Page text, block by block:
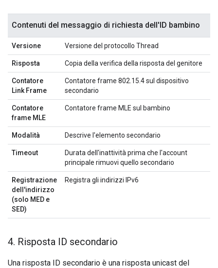
Contenuti del messaggio di richiesta dell'ID bambino
Versione Versione del protocollo Thread
Risposta Copia della verifica della risposta del genitore
Contatore
Link Frame
Contatore frame 802.15.4 sul dispositivo
secondario
Contatore
frame MLE
Contatore frame MLE sul bambino
Modalità Descrive l'elemento secondario
Timeout
Durata dell'inattività prima che l'account
principale rimuovi quello secondario
Registrazione
dell'indirizzo
(solo MED e
SED)
Registra gli indirizzi IPv6
4. Risposta ID secondario
Una risposta ID secondario è una risposta unicast del